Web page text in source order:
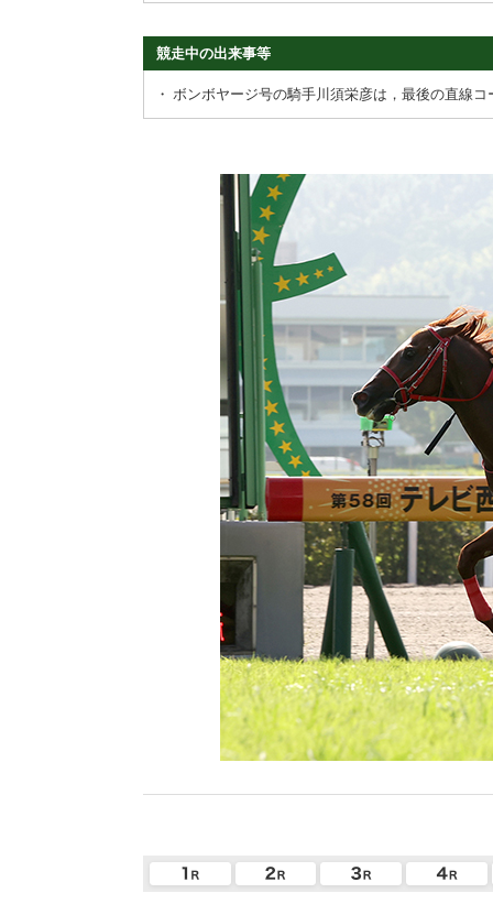
競走中の出来事等
・ ボンボヤージ号の騎手川須栄彦は，最後の直線